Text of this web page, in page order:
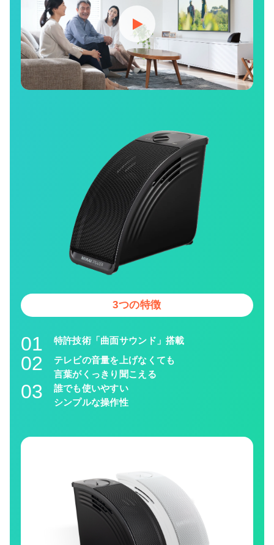
3つの特徴
01 特許技術「曲面サウンド」搭載
02
テレビの音量を上げなくても
言葉がくっきり聞こえる
03
誰でも使いやすい
シンプルな操作性